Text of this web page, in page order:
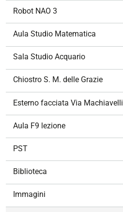
Robot NAO 3
Aula Studio Matematica
Sala Studio Acquario
Chiostro S. M. delle Grazie
Esterno facciata Via Machiavelli
Aula F9 lezione
PST
Biblioteca
Immagini